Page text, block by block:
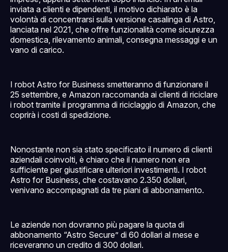
inviata a clienti e dipendenti, il motivo dichiarato è la
volontà di concentrarsi sulla versione casalinga di Astro,
lanciata nel 2021, che offre funzionalità come sicurezza
domestica, rilevamento animali, consegna messaggi e un
vano di carico.
I robot Astro for Business smetteranno di funzionare il
25 settembre, e Amazon raccomanda ai clienti di riciclare
i robot tramite il programma di riciclaggio di Amazon, che
coprirà i costi di spedizione.
Nonostante non sia stato specificato il numero di clienti
aziendali coinvolti, è chiaro che il numero non era
sufficiente per giustificare ulteriori investimenti. I robot
Astro for Business, che costavano 2.350 dollari,
venivano accompagnati da tre piani di abbonamento.
Le aziende non dovranno più pagare la quota di
abbonamento “Astro Secure” di 60 dollari al mese e
riceveranno un credito di 300 dollari.